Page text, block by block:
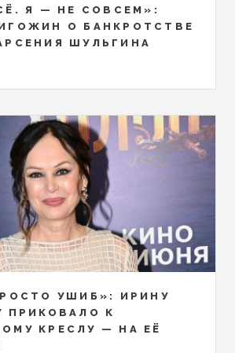
Я — НЕ СОВСЕМ»:
О БАНКРОТСТВЕ
ШУЛЬГИНА
УШИБ»: ИРИНУ
ПРИКОВАЛО К
КРЕСЛУ — НА ЕЁ